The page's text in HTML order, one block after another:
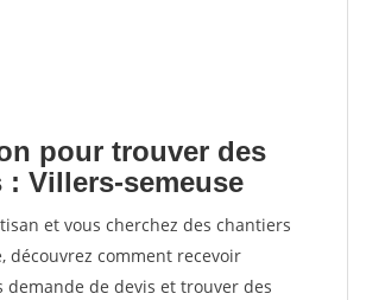
pour trouver des
: Villers-semeuse
et vous cherchez des chantiers
découvrez comment recevoir
demande de devis et trouver des